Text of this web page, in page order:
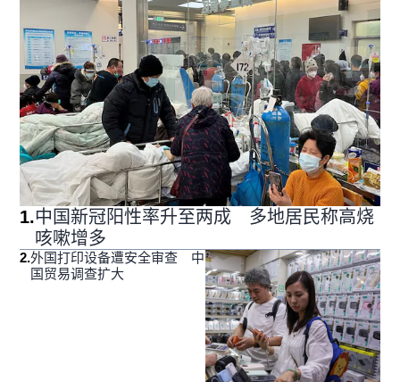
1.中国新冠阳性率升至两成 多地居民称高烧
咳嗽增多
2.外国打印设备遭安全审查 中
国贸易调查扩大